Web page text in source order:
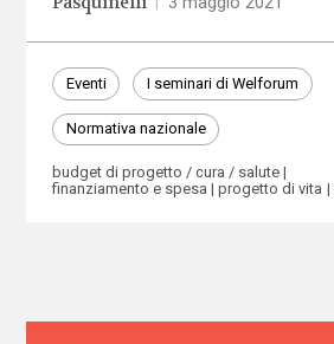
Eventi I seminari di Welforum
Normativa nazionale
budget di progetto / cura / salute
finanziamento e spesa
progetto di vita